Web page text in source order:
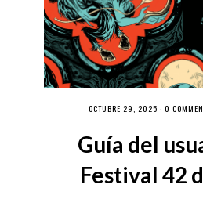
OCTUBRE 29, 2025 · 0
Guía del
Festival 42